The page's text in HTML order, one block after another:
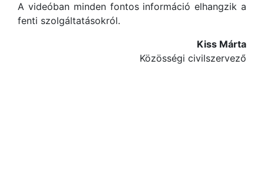
A videóban minden fontos információ elhangzik a
fenti szolgáltatásokról.
Kiss Márta
Közösségi civilszervező